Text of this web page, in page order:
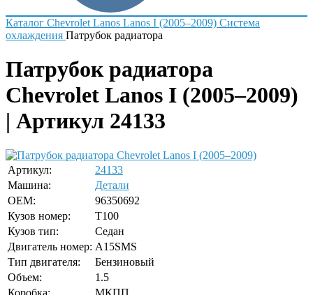
Каталог Chevrolet Lanos Lanos I (2005–2009) Система
охлаждения Патрубок радиатора
Патрубок радиатора
Chevrolet Lanos I (2005–2009)
| Артикул 24133
Артикул:
24133
Машина:
Детали
OEM:
96350692
Кузов номер:
T100
Кузов тип:
Седан
Двигатель номер: A15SMS
Тип двигателя:
Бензиновый
Объем:
1.5
Коробка:
МКПП